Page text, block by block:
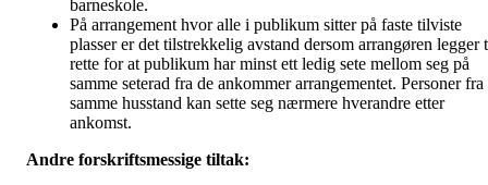
barneskole.
På arrangement hvor alle i publikum sitter på faste tilviste
plasser er det tilstrekkelig avstand dersom arrangøren legger
rette for at publikum har minst ett ledig sete mellom seg på
samme seterad fra de ankommer arrangementet. Personer fra
samme husstand kan sette seg nærmere hverandre etter
ankomst.
Andre forskriftsmessige tiltak: